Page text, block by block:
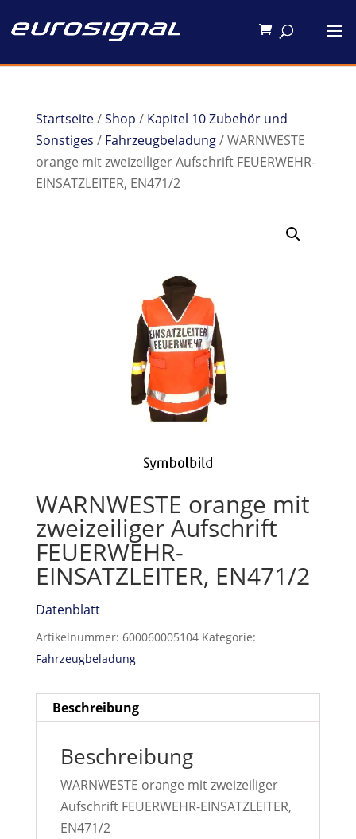
Startseite/Shop / Kapitel 10 Zubehör und
Sonstiges / Fahrzeugbeladung/ WARNWESTE
orange mit zweizeiliger Aufschrift FEUERWEHR-
EINSATZLEITER, EN471/2
WARNWESTE orange mit
zweizeiliger Aufschrift
FEUERWEHR-
EINSATZLEITER, EN471/2
Datenblatt
Artikelnummer: 600060005104 Kategorie:
Fahrzeugbeladung
Beschreibung
Beschreibung
WARNWESTE orange mit zweizeiliger
Aufschrift FEUERWEHR-EINSATZLEITER,
EN471/2